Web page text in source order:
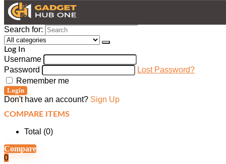
Search for:
Log In
Username
Password
Lost Password?
Remember me
Login
Don't have an account? Sign Up
COMPARE ITEMS
Total (0)
Compare
0